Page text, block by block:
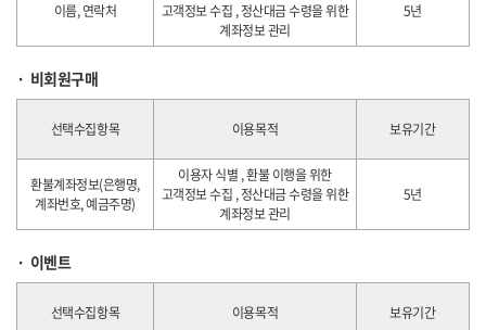
이름, 연락처
고객정보 수집 , 정산대금 수령을 위한
계좌정보 관리
5년
비회원구매
선택수집항목 이용목적 보유기간
환불계좌정보(은행명,
계좌번호, 예금주명)
이용자 식별 , 환불 이행을 위한
고객정보 수집 , 정산대금 수령을 위한
계좌정보 관리
5년
이벤트
선택수집항목 이용목적 보유기간